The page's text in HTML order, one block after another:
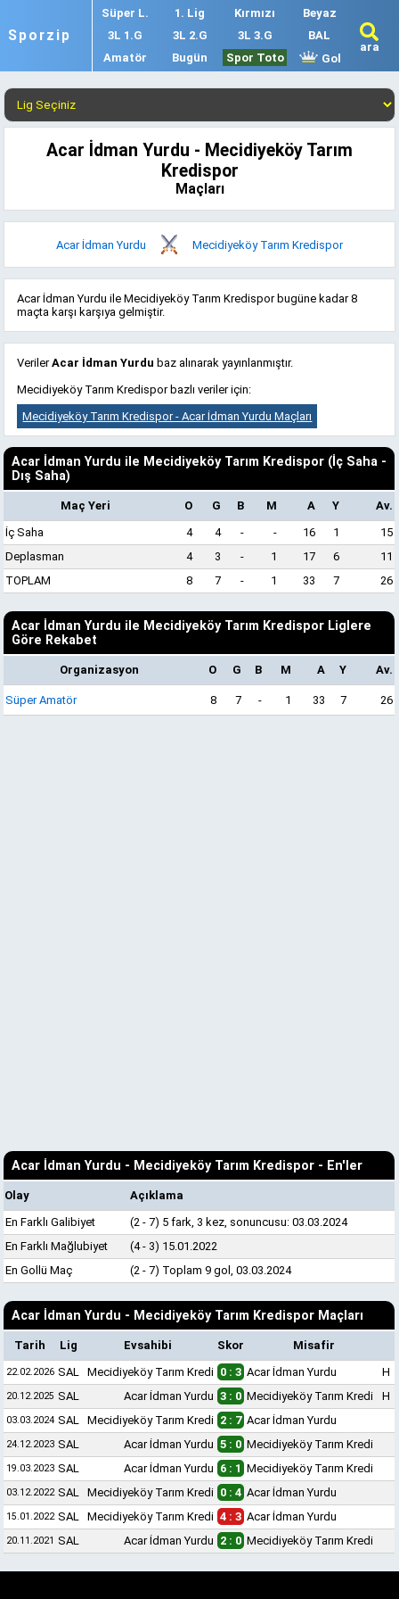
Sporzip
Süper L. 1. Lig Kırmızı
Beyaz
3L 1.G
3L 2.G 3L 3.G
BAL
Amatör
Bugün Spor Toto Gol
ara
Acar İdman Yurdu - Mecidiyeköy Tarım
Kredispor
Maçları
Acar İdman Yurdu Mecidiyeköy Tarım Kredispor
Acar İdman Yurdu ile Mecidiyeköy Tarım Kredispor bugüne kadar 8
maçta karşı karşıya gelmiştir.
VerilerAcar İdman Yurdu baz alınarak yayınlanmıştır.
Mecidiyeköy Tarım Kredispor bazlı veriler için:
Mecidiyeköy Tarım Kredispor - Acar İdman Yurdu Maçları
Acar İdman Yurdu ile Mecidiyeköy Tarım Kredispor (İç Saha -
Dış Saha)
Maç Yeri O G B M A Y
Av.
İç Saha
4 4 - - 16 1
15
Deplasman
4 3 - 1 17 6
11
TOPLAM
8 7 - 1 33 7 26
Acar İdman Yurdu ile Mecidiyeköy Tarım Kredispor Liglere
Göre Rekabet
Organizasyon O G B M A Y Av.
Süper Amatör 8 7 - 1 33 7 26
Acar İdman Yurdu - Mecidiyeköy Tarım Kredispor - En'ler
Olay
Açıklama
En Farklı Galibiyet
(2 - 7) 5 fark, 3 kez, sonuncusu: 03.03.2024
En Farklı Mağlubiyet
(4 - 3) 15.01.2022
En Gollü Maç
(2 - 7) Toplam 9 gol, 03.03.2024
Acar İdman Yurdu - Mecidiyeköy Tarım Kredispor Maçları
Tarih Lig Evsahibi Skor Misafir
22.02.2026 SAL Mecidiyeköy Tarım Kredi 0 : 3 Acar İdman Yurdu H
20.12.2025 SAL Acar İdman Yurdu 3 : 0 Mecidiyeköy Tarım Kredi H
03.03.2024 SAL Mecidiyeköy Tarım Kredi 2 : 7 Acar İdman Yurdu
24.12.2023 SAL Acar İdman Yurdu 5 : 0 Mecidiyeköy Tarım Kredi
19.03.2023 SAL Acar İdman Yurdu 6 : 1 Mecidiyeköy Tarım Kredi
03.12.2022 SAL Mecidiyeköy Tarım Kredi 0 : 4 Acar İdman Yurdu
15.01.2022 SAL Mecidiyeköy Tarım Kredi 4 : 3 Acar İdman Yurdu
20.11.2021 SAL Acar İdman Yurdu 2 : 0 Mecidiyeköy Tarım Kredi